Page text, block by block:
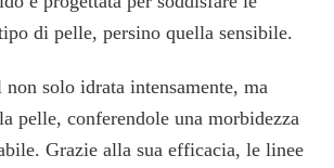
di pelle, persino quella sensibile.
non solo idrata intensamente, ma
pelle, conferendole una morbidezza
Grazie alla sua efficacia, le linee